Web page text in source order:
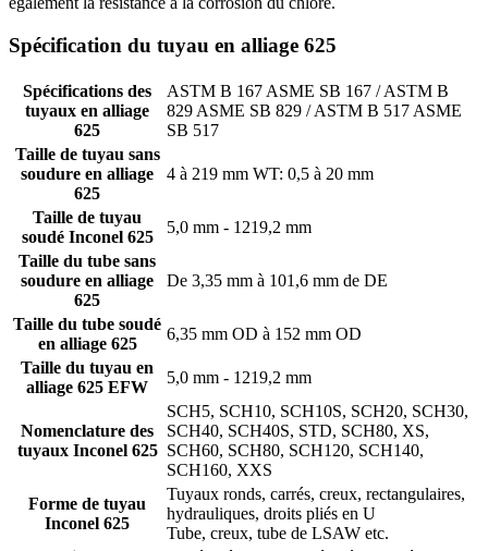
Spécification du tuyau en alliage 625
Spécifications des
tuyaux en alliage
625
ASTM B 167 ASME SB 167 / ASTM B
829 ASME SB 829 / ASTM B 517 ASME
SB 517
Taille de tuyau sans
soudure en alliage
625
4 à 219 mm WT: 0,5 à 20 mm
Taille de tuyau
soudé Inconel 625
5,0 mm - 1219,2 mm
Taille du tube sans
soudure en alliage
625
De 3,35 mm à 101,6 mm de DE
Taille du tube soudé
en alliage 625
6,35 mm OD à 152 mm OD
Taille du tuyau en
alliage 625 EFW
5,0 mm - 1219,2 mm
Nomenclature des
tuyaux Inconel 625
SCH5, SCH10, SCH10S, SCH20, SCH30,
SCH40, SCH40S, STD, SCH80, XS,
SCH60, SCH80, SCH120, SCH140,
SCH160, XXS
Forme de tuyau
Inconel 625
Tuyaux ronds, carrés, creux, rectangulaires,
hydrauliques, droits pliés en U
Tube, creux, tube de LSAW etc.